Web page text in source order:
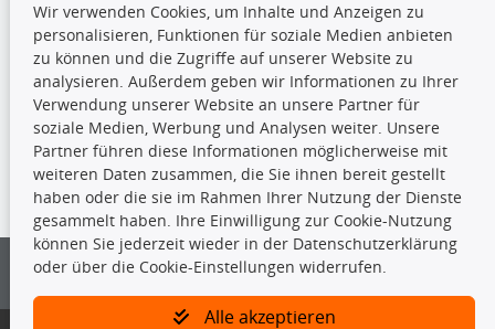
TecDoc Inside
Die hier angezeigten Daten insbesondere die gesamte Datenbank dürfen
nicht kopiert werden.
Es ist zu unterlassen, die Daten oder die gesamte Datenbank ohne
vorherige Zustimmung von TecDoc zu vervielfältigen, zu verbreiten
und/oder diese Handlungen durch Dritte ausführen zu lassen. Ein
Bitte prüfen Sie, ob das über unseren Onlineshop identifizierte Ersatzteil
Wir verwenden Cookies, um Inhalte und Anzeigen zu
personalisieren, Funktionen für soziale Medien anbieten
zu können und die Zugriffe auf unserer Website zu
analysieren. Außerdem geben wir Informationen zu Ihrer
Verwendung unserer Website an unsere Partner für
soziale Medien, Werbung und Analysen weiter. Unsere
Partner führen diese Informationen möglicherweise mit
weiteren Daten zusammen, die Sie ihnen bereit gestellt
haben oder die sie im Rahmen Ihrer Nutzung der Dienste
gesammelt haben. Ihre Einwilligung zur Cookie-Nutzung
können Sie jederzeit wieder in der Datenschutzerklärung
oder über die Cookie-Einstellungen widerrufen.
Alle akzeptieren